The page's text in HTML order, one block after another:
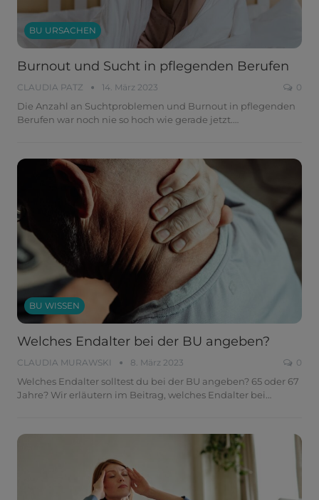
BU URSACHEN
Burnout und Sucht in pflegenden Berufen
CLAUDIA PATZ 14. März 2023 0
Die Anzahl an Suchtproblemen und Burnout in pflegenden
Berufen war noch nie so hoch wie gerade jetzt.
BU WISSEN
Welches Endalter bei der BU angeben?
CLAUDIA MURAWSKI 8. März 2023 0
Welches Endalter solltest du bei der BU angeben? 65 oder 67
Jahre? Wir erläutern im Beitrag, welches Endalter bei